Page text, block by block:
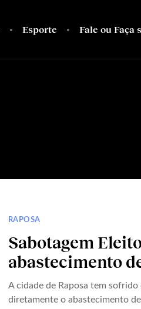
Esporte Fale ou Faça
RAPOSA
Sabotagem
abastecimento
A cidade de Raposa tem
diretamente o abastecimento